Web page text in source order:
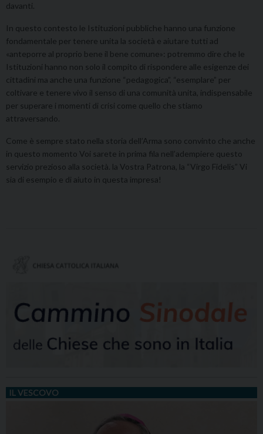
davanti.
In questo contesto le Istituzioni pubbliche hanno una funzione
fondamentale per tenere unita la società e aiutare tutti ad
«anteporre al proprio bene il bene comune»: potremmo dire che le
Istituzioni hanno non solo il compito di rispondere alle esigenze dei
cittadini ma anche una funzione “pedagogica”, “esemplare” per
coltivare e tenere vivo il senso di una comunità unita, indispensabile
per superare i momenti di crisi come quello che stiamo
attraversando.
Come è sempre stato nella storia dell’Arma sono convinto che anche
in questo momento Voi sarete in prima fila nell’adempiere questo
servizio prezioso alla società. la Vostra Patrona, la “Virgo Fidelis” Vi
sia di esempio e di aiuto in questa impresa!
IL VESCOVO